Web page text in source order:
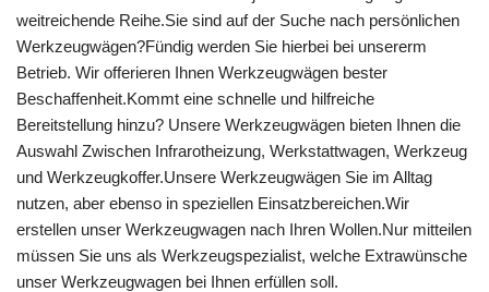
weitreichende Reihe.Sie sind auf der Suche nach persönlichen
Werkzeugwägen?Fündig werden Sie hierbei bei unsererm
Betrieb. Wir offerieren Ihnen Werkzeugwägen bester
Beschaffenheit.Kommt eine schnelle und hilfreiche
Bereitstellung hinzu? Unsere Werkzeugwägen bieten Ihnen die
Auswahl Zwischen Infrarotheizung, Werkstattwagen, Werkzeug
und Werkzeugkoffer.Unsere Werkzeugwägen Sie im Alltag
nutzen, aber ebenso in speziellen Einsatzbereichen.Wir
erstellen unser Werkzeugwagen nach Ihren Wollen.Nur mitteilen
müssen Sie uns als Werkzeugspezialist, welche Extrawünsche
unser Werkzeugwagen bei Ihnen erfüllen soll.